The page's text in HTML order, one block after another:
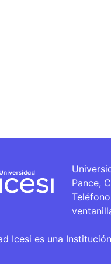
Pance,
Icesi es una